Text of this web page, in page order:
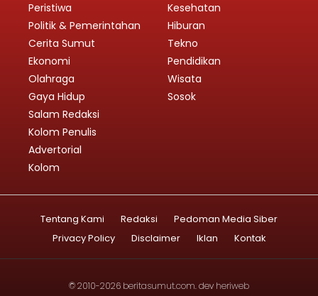
Peristiwa
Politik & Pemerintahan
Cerita Sumut
Ekonomi
Olahraga
Gaya Hidup
Kesehatan
Hiburan
Tekno
Pendidikan
Wisata
Sosok
Salam Redaksi
Kolom Penulis
Advertorial
Kolom
Tentang Kami Redaksi
Pedoman Media Siber
Privacy Policy
Disclaimer Iklan Kontak
© 2010-2026 beritasumut.com. dev heriweb